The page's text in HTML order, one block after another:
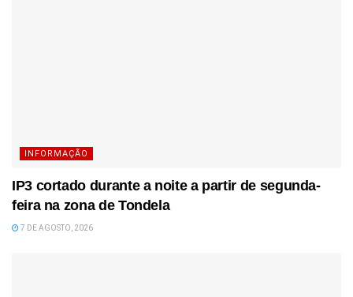
INFORMAÇÃO
IP3 cortado durante a noite a partir de segunda-
feira na zona de Tondela
7 DE AGOSTO, 2026